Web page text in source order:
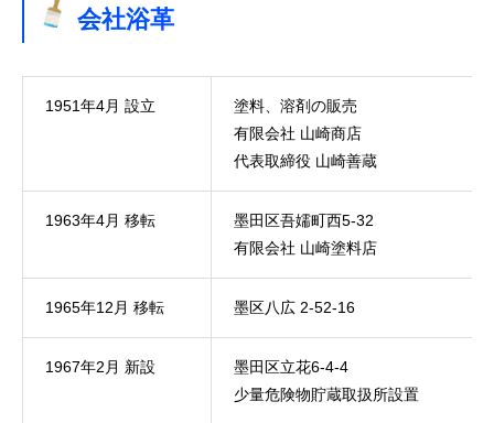
会社情報
採用情報
無料相談
お問い合わせ
会社浴革
1951年4月 設立
塗料、溶剤の販売
有限会社 山崎商店
代表取締役 山崎善蔵
1963年4月 移転
墨田区吾嬬町西5-32
有限会社 山崎塗料店
1965年12月 移転 墨区八広 2-52-16
1967年2月 新設
墨田区立花6-4-4
少量危険物貯蔵取扱所設置